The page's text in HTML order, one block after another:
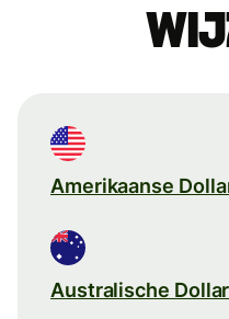
Amerikaanse
Australische Dollar